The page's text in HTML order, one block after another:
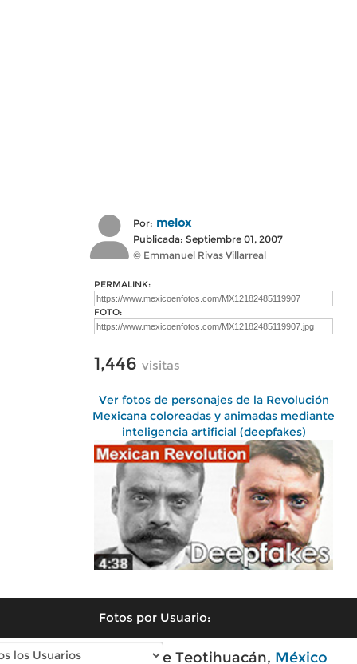
Por: melox
Publicada: Septiembre 01, 2007
© Emmanuel Rivas Villarreal
PERMALINK:
FOTO:
1,446 visitas
Ver fotos de personajes de la Revolución
Mexicana coloreadas y animadas mediante
inteligencia artificial (deepfakes)
Fotos por Usuario:
Fotos modernas de Teotihuacán, México